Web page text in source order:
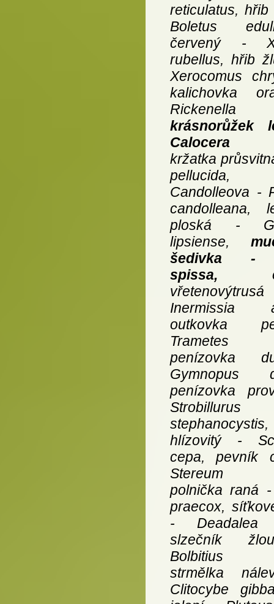
reticulatus,
Boletus
červený -
rubellus, hřib
Xerocomus
kalichovka
krásnorůžek
Calocera
kržatka
pellucida,
Candolleova -
candolleana,
ploská -
lipsiense,
šedivka -
spissa,
Inermissia
outkovka
Trametes
penízovka
Gymnopus
penízovka
Strobillurus
hlízovitý -
cepa, pevník
Stereum
polnička raná
praecox,
- Deadalea
slzečník
Bolbitius
strmělka
Clitocybe